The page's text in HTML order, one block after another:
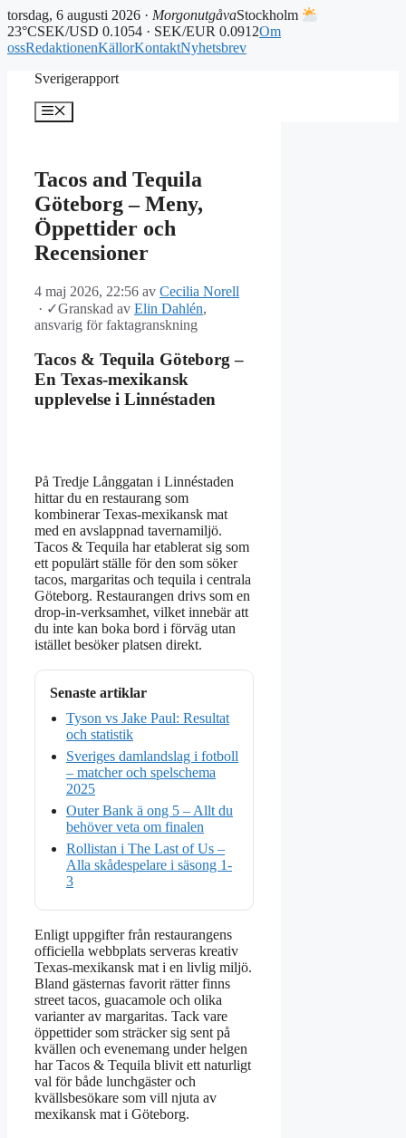
torsdag, 6 augusti 2026 · MorgonutgåvaStockholm
23°CSEK/USD 0.1054 · SEK/EUR 0.0912Om
ossRedaktionenKällorKontaktNyhetsbrev
Sverigerapport
Meny
Tacos and Tequila
Göteborg – Meny,
Öppettider och
Recensioner
4 maj 2026, 22:56 av Cecilia Norell
· ✓Granskad av Elin Dahlén,
ansvarig för faktagranskning
Tacos & Tequila Göteborg –
En Texas-mexikansk
upplevelse i Linnéstaden
På Tredje Långgatan i Linnéstaden
hittar du en restaurang som
kombinerar Texas-mexikansk mat
med en avslappnad tavernamiljö.
Tacos & Tequila har etablerat sig som
ett populärt ställe för den som söker
tacos, margaritas och tequila i centrala
Göteborg. Restaurangen drivs som en
drop-in-verksamhet, vilket innebär att
du inte kan boka bord i förväg utan
istället besöker platsen direkt.
Senaste artiklar
Tyson vs Jake Paul: Resultat
och statistik
Sveriges damlandslag i fotboll
– matcher och spelschema
2025
Outer Bank ä ong 5 – Allt du
behöver veta om finalen
Rollistan i The Last of Us –
Alla skådespelare i säsong 1-
3
Enligt uppgifter från restaurangens
officiella webbplats serveras kreativ
Texas-mexikansk mat i en livlig miljö.
Bland gästernas favorit rätter finns
street tacos, guacamole och olika
varianter av margaritas. Tack vare
öppettider som sträcker sig sent på
kvällen och evenemang under helgen
har Tacos & Tequila blivit ett naturligt
val för både lunchgäster och
kvällsbesökare som vill njuta av
mexikansk mat i Göteborg.